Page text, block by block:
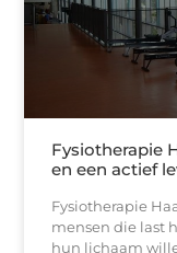
Fysiotherapie
en een actief
Fysiotherapie
mensen die last
hun lichaam